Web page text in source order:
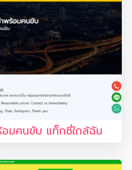
อมคนขับ แท็กซี่ใกล้ฉัน